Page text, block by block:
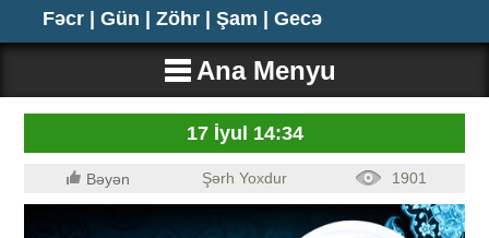
Fəcr | Gün | Zöhr | Şam | Gecə
Ana Menyu
17 İyul 14:34
Bəyən Şərh Yoxdur 1901